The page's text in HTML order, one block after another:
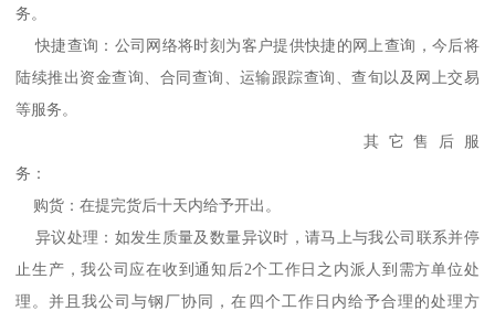
务。
快捷查询：公司网络将时刻为客户提供快捷的网上查询，今后将
陆续推出资金查询、合同查询、运输跟踪查询、查旬以及网上交易
等服务。
其它售后服
务：
购货：在提完货后十天内给予开出。
异议处理：如发生质量及数量异议时，请马上与我公司联系并停
止生产，我公司应在收到通知后2个工作日之内派人到需方单位处
理。并且我公司与钢厂协同，在四个工作日内给予合理的处理方